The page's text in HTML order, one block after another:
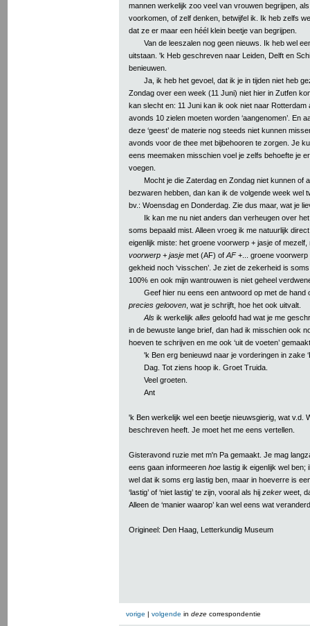
mannen werkelijk zoo veel van vrouwen begrijpen,
voorkomen, of zelf denken, betwijfel ik. Ik heb zelfs
dat ze er maar een héél klein beetje van begrijpen.
Van de leeszalen nog geen nieuws. Ik heb wel
uitstaan. 'k Heb geschreven naar Leiden, Delft en
benieuwen.
Ja, ik heb het gevoel, dat ik je in tijden niet heb
Zondag over een week (11 Juni) niet hier in Zutfen
kan slecht en: 11 Juni kan ik ook niet naar Rotterdam
avonds 10 zielen moeten worden ‘aangenomen’. En
deze ‘geest’ de materie nog steeds niet kunnen
avonds voor de thee met bijbehooren te zorgen. Je
eens meemaken misschien voel je zelfs behoefte je
voegen.
Mocht je die Zaterdag en Zondag niet kunnen of
bezwaren hebben, dan kan ik de volgende week wel
bv.: Woensdag en Donderdag. Zie dus maar, wat je
Ik kan me nu niet anders dan verheugen over
soms bepaald mist. Alleen vroeg ik me natuurlijk
eigenlijk miste: het groene voorwerp + jasje of
voorwerp + jasje met (AF) of AF+... groene voorwerp
gekheid noch ‘visschen’. Je ziet de zekerheid is
100% en ook mijn wantrouwen is niet geheel
Geef hier nu eens een antwoord op met de hand
precies gelooven , wat je schrijft, hoe het ook uitvalt.
Als ik werkelijk alles geloofd had wat je me
in de bewuste lange brief, dan had ik misschien ook
hoeven te schrijven en me ook ‘uit de voeten’
'k Ben erg benieuwd naar je vorderingen in zake
Dag. Tot ziens hoop ik. Groet Truida.
Veel groeten.
Ant
'k Ben werkelijk wel een beetje nieuwsgierig, wat v.d.
beschreven heeft. Je moet het me eens vertellen.
Gisteravond ruzie met m'n Pa gemaakt. Je mag
eens gaan informeeren hoe lastig ik eigenlijk wel ben;
wel dat ik soms erg lastig ben, maar in hoeverre is
‘lastig’ of ‘niet lastig’ te zijn, vooral als hij zeker weet,
Alleen de ‘manier waarop’ kan wel eens wat
Origineel: Den Haag, Letterkundig Museum
vorige | volgende in deze correspondentie